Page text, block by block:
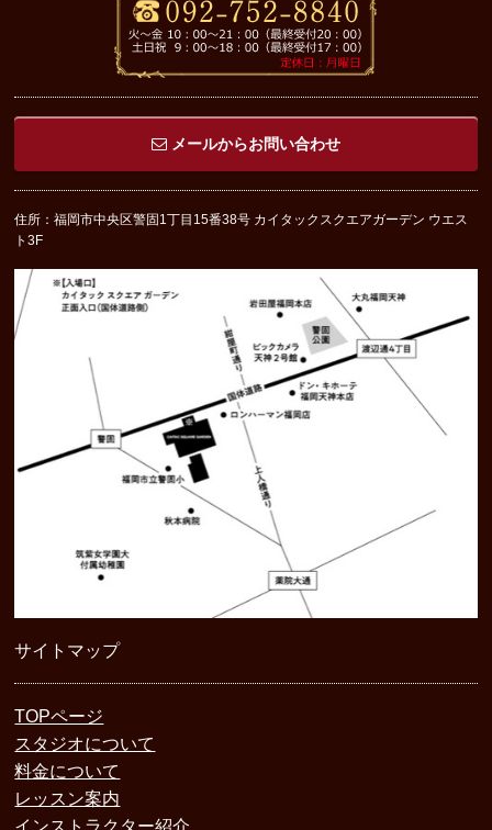
メールからお問い合わせ
住所：福岡市中央区警固1丁目15番38号 カイタックスクエアガーデン ウエス
ト3F
サイトマップ
TOPページ
スタジオについて
料金について
レッスン案内
インストラクター紹介